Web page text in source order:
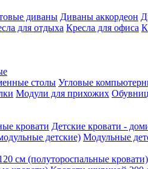
диваны Диваны аккордеон
для отдыха Кресла для офиса
столы Угловые
Модули для прихожих
кровати Детские кровати -
детские) Модульные
см (полутороспальные кровати)